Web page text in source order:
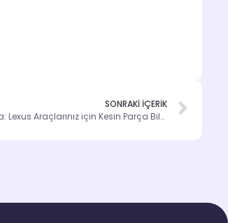
SONRAKİ İÇERİK
Lexus Şasi Sorgulama: Lexus Araçlarınız için Kesin Parça Bilgisi